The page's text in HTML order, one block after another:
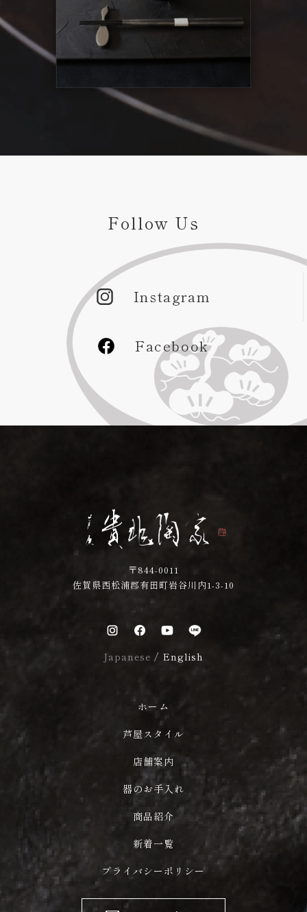
Follow Us
Instagram
Facebook
〒844-0011
佐賀県西松浦郡有田町岩谷川内1-3-10
Japanese / English
ホーム
芦屋スタイル
店舗案内
器のお手入れ
商品紹介
新着一覧
プライバシーポリシー